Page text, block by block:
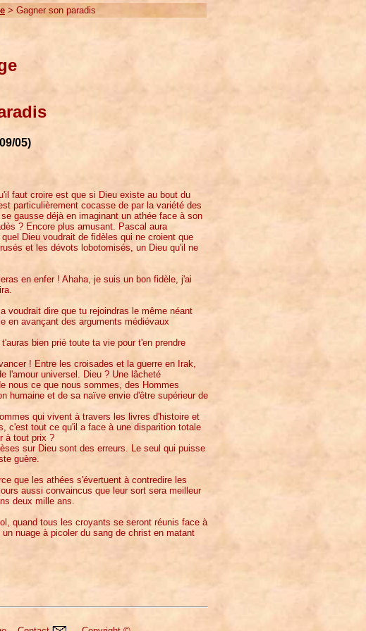
> Gagner son paradis
05)
faut croire est que si Dieu existe au bout du
particulièrement cocasse de par la variété des
gausse déjà en imaginant un athée face à son
? Encore plus amusant. Pascal aura
Dieu voudrait de fidèles qui ne croient que
et les dévots lobotomisés, un Dieu qu'il ne
en enfer ! Ahaha, je suis un bon fidèle, j'ai
voudrait dire que tu rejoindras le même néant
en avançant des arguments médiévaux
bien prié toute ta vie pour t'en prendre
! Entre les croisades et la guerre en Irak,
l'amour universel. Dieu ? Une lâcheté
nous ce que nous sommes, des Hommes
humaine et de sa naïve envie d'être supérieur de
qui vivent à travers les livres d'histoire et
c'est tout ce qu'il a face à une disparition totale
à tout prix ?
sur Dieu sont des erreurs. Le seul qui puisse
guère.
que les athées s'évertuent à contredire les
aussi convaincus que leur sort sera meilleur
deux mille ans.
quand tous les croyants se seront réunis face à
nuage à picoler du sang de christ en matant